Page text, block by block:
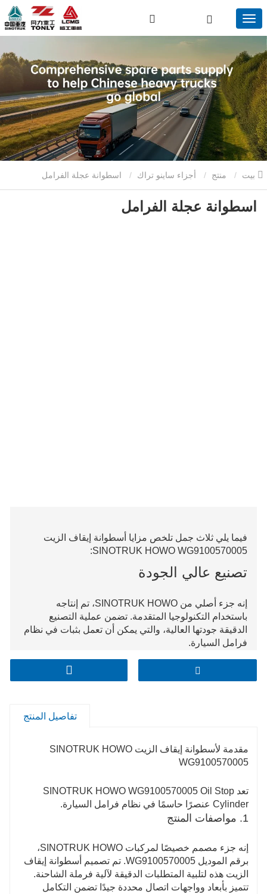
منتج أجزاء ساينو تراك
اسطوانة عجلة الفرامل
فيما يلي ثلاث جمل تلخص مزايا أسطوانة إيقاف الزيت
SINOTRUK HOWO WG9100570005:
تصنيع عالي الجودة
إنه جزء أصلي من SINOTRUK HOWO، تم إنتاجه
باستخدام التكنولوجيا المتقدمة. تضمن عملية التصنيع
الدقيقة جودتها العالية، والتي يمكن أن تعمل بثبات في نظام
فرامل السيارة.
أداء كبح فعال
أثناء عمليات الكبح. فهو يستجيب بسرعة ودقة لأوامر الكبح،
متين وموثوق
مصنوعة من مواد عالية الجودة، تتميز أسطوانة إيقاف الزيت
هذه بمتانة ممتازة. يمكنها تحمل الضغط العالي وظروف
الكبح المتكررة، مما يقلل الحاجة إلى الصيانة والاستبدال
المتكرر، وبالتالي توفير خدمة موثوقة على المدى الطويل
تفاصيل المنتج
مقدمة لأسطوانة إيقاف الزيت SINOTRUK HOWO
WG9100570005
تعد SINOTRUK HOWO WG9100570005 Oil Stop
Cylinder عنصرًا حاسمًا في نظام فرامل السيارة.
1. مواصفات المنتج
إنه جزء مصمم خصيصًا لمركبات SINOTRUK HOWO،
برقم الموديل WG9100570005. تم تصميم أسطوانة إيقاف
الزيت هذه لتلبية المتطلبات الدقيقة لآلية فرملة الشاحنة.
تتميز بأبعاد وواجهات اتصال محددة جيدًا تضمن التكامل